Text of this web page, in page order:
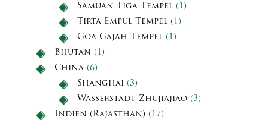
Samuan Tiga Tempel (1)
Tirta Empul Tempel (1)
Goa Gajah Tempel (1)
Bhutan (1)
China (6)
Shanghai (3)
Wasserstadt Zhujiajiao (3)
Indien (Rajasthan) (17)